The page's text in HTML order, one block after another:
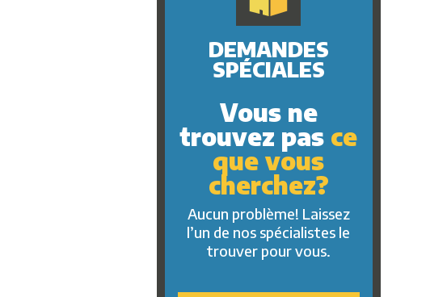
DEMANDES
SPÉCIALES
Vous ne
trouvez pas ce
que vous
cherchez?
Aucun problème! Laissez
l’un de nos spécialistes le
trouver pour vous.